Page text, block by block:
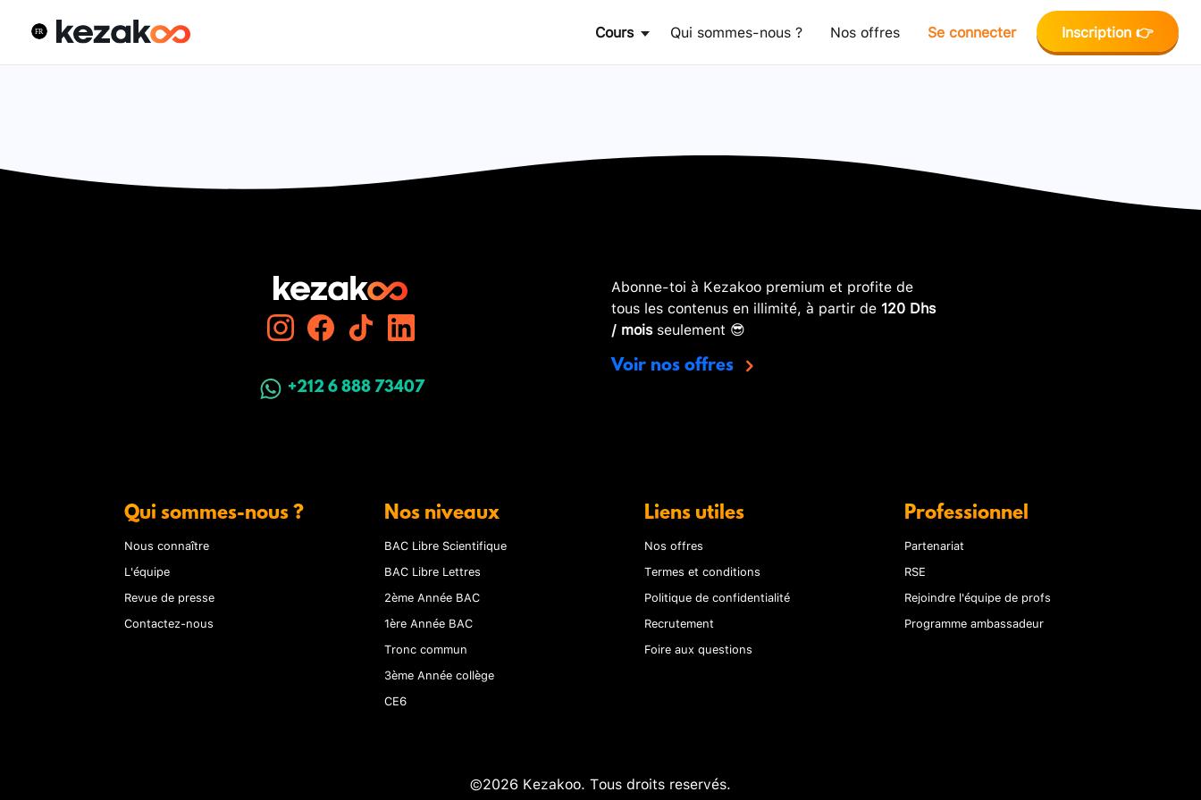
Cours Qui sommes-nous ? Nos offres Se connecter Inscription 👉
+212 6 888 73407
Abonne-toi à Kezakoo premium et profite de
tous les contenus en illimité, à partir de 120 Dhs
/ moisseulement 😎
Voir nos offres
Qui sommes-nous ?
Nous connaître
L'équipe
Revue de presse
Contactez-nous
Nos niveaux
BAC Libre Scientifique
BAC Libre Lettres
2ème Année BAC
1ère Année BAC
Tronc commun
3ème Année collège
CE6
Liens utiles
Nos offres
Termes et conditions
Politique de confidentialité
Recrutement
Foire aux questions
Professionnel
Partenariat
RSE
Rejoindre l'équipe de profs
Programme ambassadeur
©2026 Kezakoo. Tous droits reservés.